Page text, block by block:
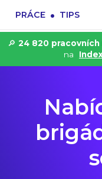
PRÁCE . TIPS
🔎 24 820
na